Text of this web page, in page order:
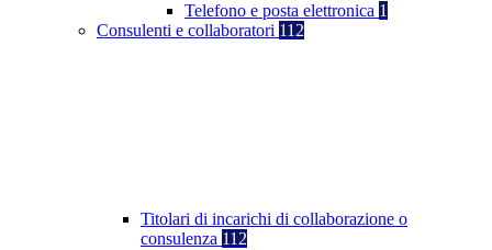
Telefono e posta elettronica 1
Consulenti e collaboratori 112
Titolari di incarichi di collaborazione o
consulenza 112